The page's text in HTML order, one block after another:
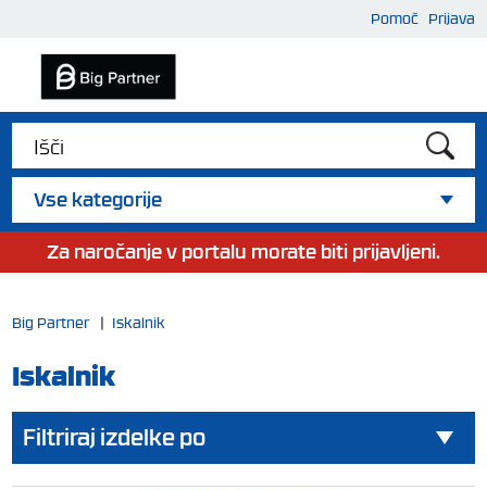
Pomoč Prijava
Vse kategorije
Za naročanje v portalu morate biti prijavljeni.
Big Partner | Iskalnik
Iskalnik
Filtriraj izdelke po